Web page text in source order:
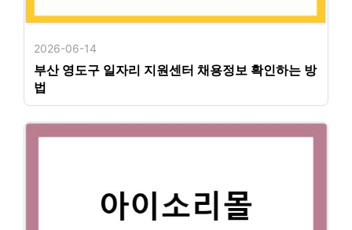
2026-06-14
부산 영도구 일자리 지원센터 채용정보 확인하는 방
법